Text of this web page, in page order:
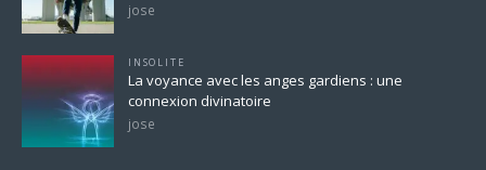
jose
INSOLITE
La voyance avec les anges gardiens : une
connexion divinatoire
jose